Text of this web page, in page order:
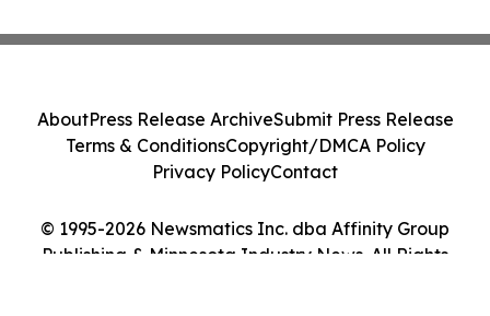
© 1995-2026 Newsmatics Inc. dba Affinity Group
Publishing & Minnesota Industry News. All Rights
AboutPress Release ArchiveSubmit Press Release
Terms & ConditionsCopyright/DMCA Policy
Privacy PolicyContact